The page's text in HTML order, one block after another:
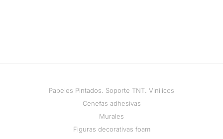
Papeles Pintados. Soporte TNT. Vinílicos
Cenefas adhesivas
Murales
Figuras decorativas foam